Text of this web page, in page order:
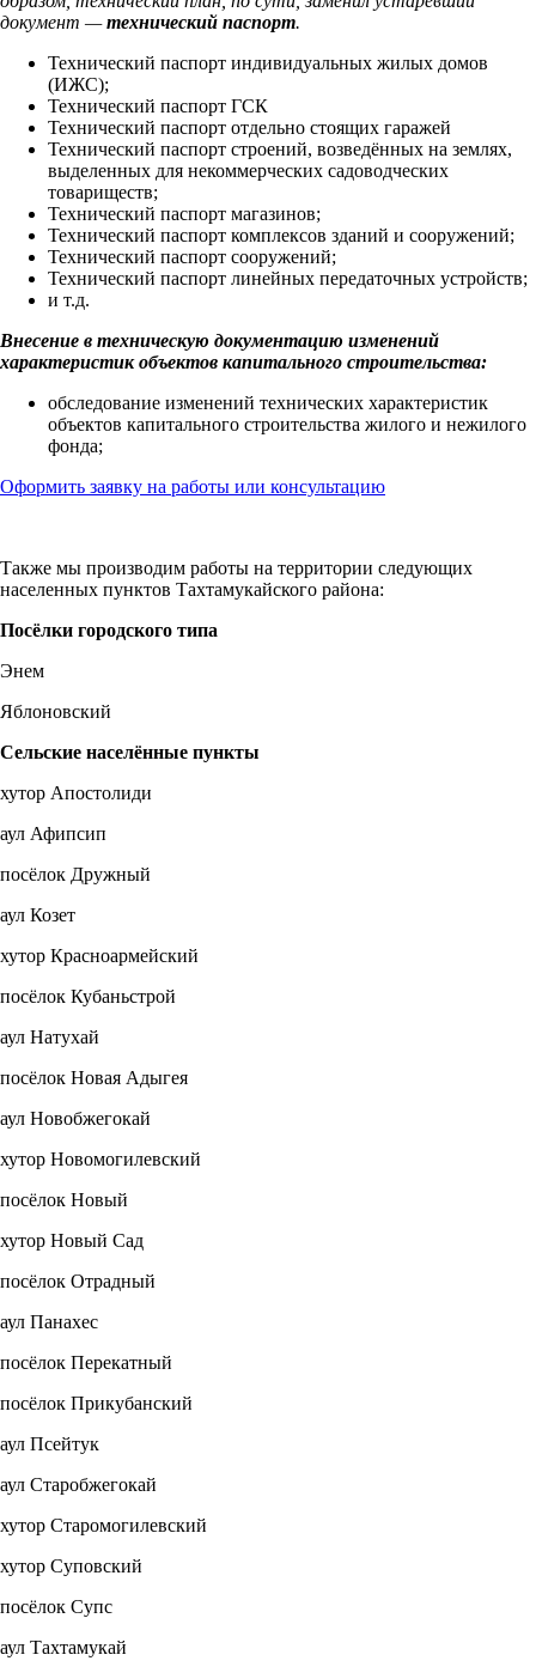
документ —технический паспорт.
Технический паспорт индивидуальных жилых домов
(ИЖС);
Технический паспорт ГСК
Технический паспорт отдельно стоящих гаражей
Технический паспорт строений, возведённых на землях,
выделенных для некоммерческих садоводческих
товариществ;
Технический паспорт магазинов;
Технический паспорт комплексов зданий и сооружений;
Технический паспорт сооружений;
Технический паспорт линейных передаточных устройств;
и т.д.
Внесение в техническую документацию изменений
характеристик объектов капитального строительства:
обследование изменений технических характеристик
объектов капитального строительства жилого и нежилого
фонда;
Оформить заявку на работы или консультацию
Также мы производим работы на территории следующих
населенных пунктов Тахтамукайского района:
Посёлки городского типа
Энем
Яблоновский
Сельские населённые пункты
хутор Апостолиди
аул Афипсип
посёлок Дружный
аул Козет
хутор Красноармейский
посёлок Кубаньстрой
аул Натухай
посёлок Новая Адыгея
аул Новобжегокай
хутор Новомогилевский
посёлок Новый
хутор Новый Сад
посёлок Отрадный
аул Панахес
посёлок Перекатный
посёлок Прикубанский
аул Псейтук
аул Старобжегокай
хутор Старомогилевский
хутор Суповский
посёлок Супс
аул Тахтамукай